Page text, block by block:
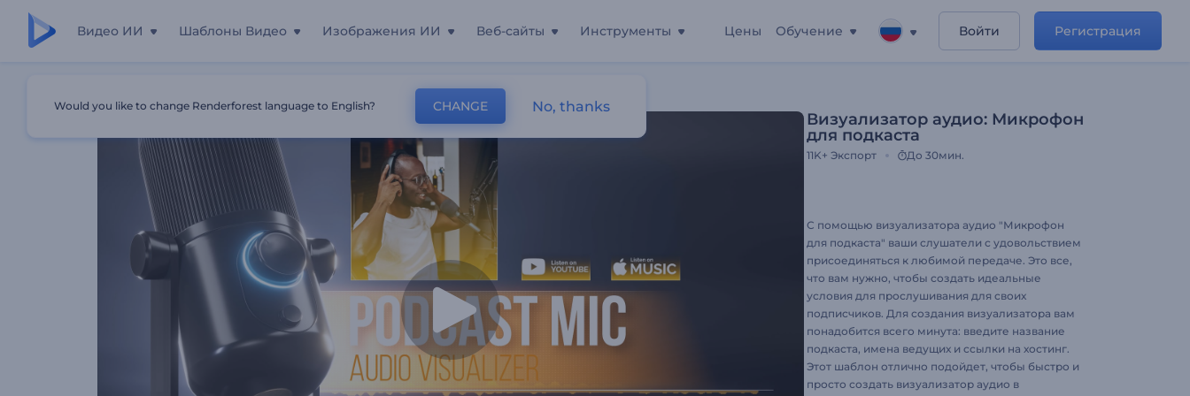
Видео ИИ Шаблоны Видео Изображения ИИ Веб-сайты Инструменты Цены Обучение Войти Регистрация
Визуализатор Аудио: Микрофон Для Подкаста
Визуализатор аудио: Микрофон
для подкаста
11K+ Экспорт До 30мин.
С помощью визуализатора аудио "Микрофон
для подкаста" ваши слушатели с удовольствием
присоединяться к любимой передаче. Это все,
что вам нужно, чтобы создать идеальные
условия для прослушивания для своих
подписчиков. Для создания визуализатора вам
понадобится всего минута: введите название
подкаста, имена ведущих и ссылки на хостинг.
Этот шаблон отлично подойдет, чтобы быстро и
просто создать визуализатор аудио в
Would you like to change Renderforest language to English? CHANGE No, thanks